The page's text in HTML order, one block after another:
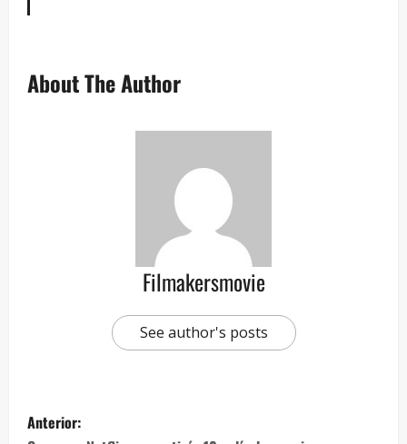
About The Author
Filmakersmovie
See author's posts
Anterior: